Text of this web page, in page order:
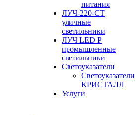
питания
ЛУЧ-220-СТ
уличные
светильники
ЛУЧ LED P
промышленные
светильники
Светоуказатели
Светоуказатели
КРИСТАЛЛ
Услуги